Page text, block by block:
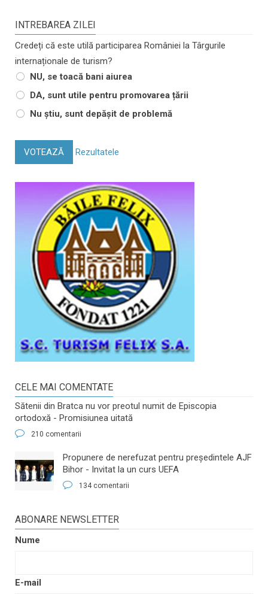
INTREBAREA ZILEI
Credeți că este utilă participarea României la Târgurile
internaționale de turism?
NU, se toacă bani aiurea
DA, sunt utile pentru promovarea țării
Nu știu, sunt depășit de problemă
VOTEAZĂ Rezultatele
CELE MAI COMENTATE
Sătenii din Bratca nu vor preotul numit de Episcopia
ortodoxă - Promisiunea uitată
210 comentarii
​Propunere de nerefuzat pentru preşedintele AJF
Bihor - Invitat la un curs UEFA
134 comentarii
ABONARE NEWSLETTER
Nume
E-mail